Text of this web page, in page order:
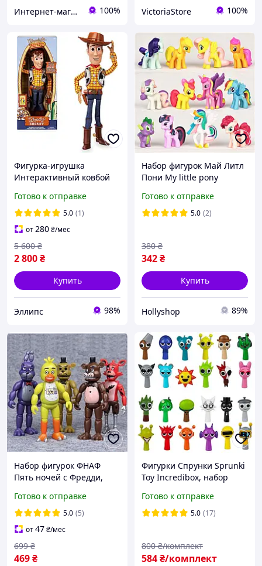
Интернет-магазин TipTopToys 100% VictoriaStore 100%
Фигурка-игрушка
Интерактивный ковбой
Дисней Woody Talking
Figure шериф
Готово к отправке
5.0 (1)
от280₴/мес
2 800₴
5 600 ₴
Купить
Эллипс 98%
Набор фигурок Май Литл
Пони My little pony
Готово к отправке
5.0 (2)
342₴
380 ₴
Купить
Hollyshop 89%
Набор фигурок ФНАФ
Пять ночей с Фредди,
Freddy`s
Готово к отправке
5.0 (5)
от47₴/мес
469₴
699 ₴
Фигурки Спрунки Sprunki
Toy Incredibox, набор
спрунки 24 шт
Готово к отправке
5.0 (17)
584₴/комплект
800 ₴/комплект